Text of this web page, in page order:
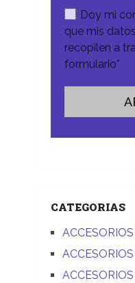
Doy mi
que mis
recopilen a
formulario*
CATEGORIAS